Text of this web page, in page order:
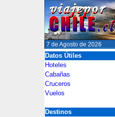
7 de Agosto de 2026
Datos Útiles
Hoteles
Cabañas
Cruceros
Vuelos
Destinos